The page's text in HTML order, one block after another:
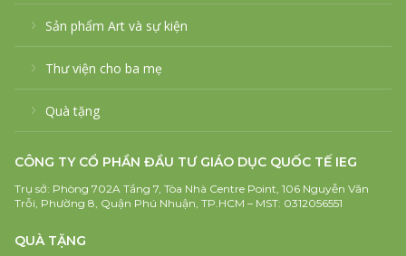
Sản phẩm Art và sự kiện
Thư viện cho ba mẹ
Quà tặng
CÔNG TY CỔ PHẦN ĐẦU TƯ GIÁO DỤC QUỐC TẾ IEG
Trụ sở: Phòng 702A Tầng 7, Tòa Nhà Centre Point, 106 Nguyễn Văn
Trỗi, Phường 8, Quận Phú Nhuận, TP.HCM – MST: 0312056551
QUÀ TẶNG